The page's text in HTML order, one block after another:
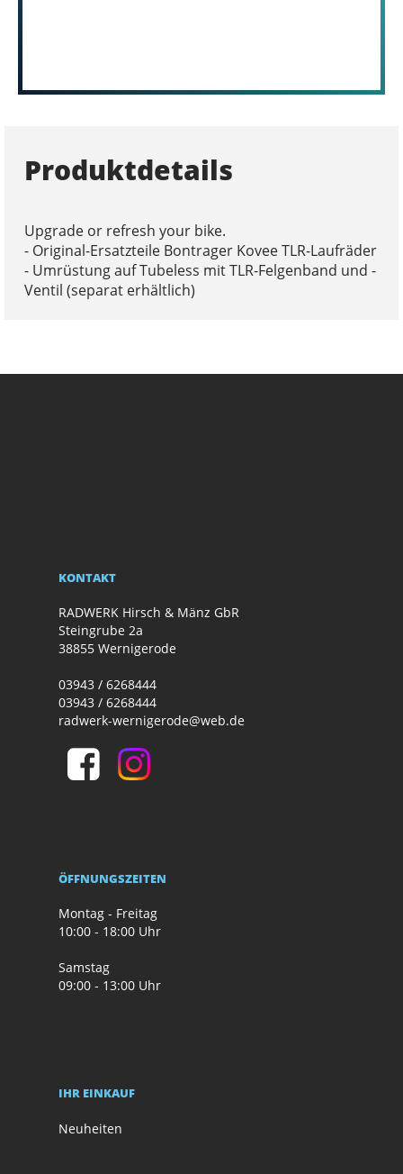
Produktdetails
Upgrade or refresh your bike.
- Original-Ersatzteile Bontrager Kovee TLR-Laufräder
- Umrüstung auf Tubeless mit TLR-Felgenband und -
Ventil (separat erhältlich)
KONTAKT
RADWERK Hirsch & Mänz GbR
Steingrube 2a
38855 Wernigerode
03943 / 6268444
03943 / 6268444
radwerk-wernigerode@web.de
ÖFFNUNGSZEITEN
Montag - Freitag
10:00 - 18:00 Uhr
Samstag
09:00 - 13:00 Uhr
IHR EINKAUF
Neuheiten